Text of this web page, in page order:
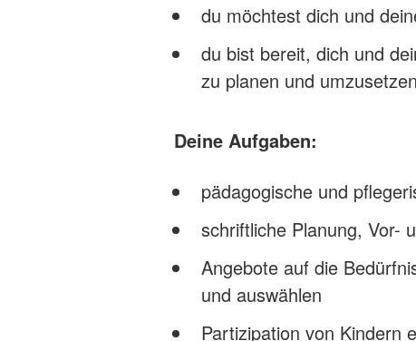
du möchtest dich und
du bist bereit, dich und
zu planen und umzusetzen
Deine Aufgaben:
pädagogische und
schriftliche Planung, Vor-
Angebote auf die
und auswählen
Partizipation von Kindern